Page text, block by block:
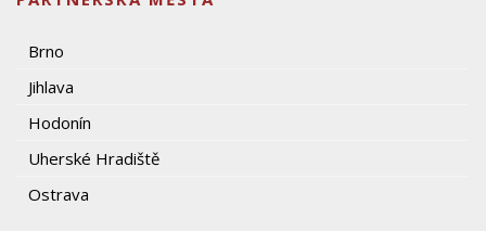
Brno
Jihlava
Hodonín
Uherské Hradiště
Ostrava